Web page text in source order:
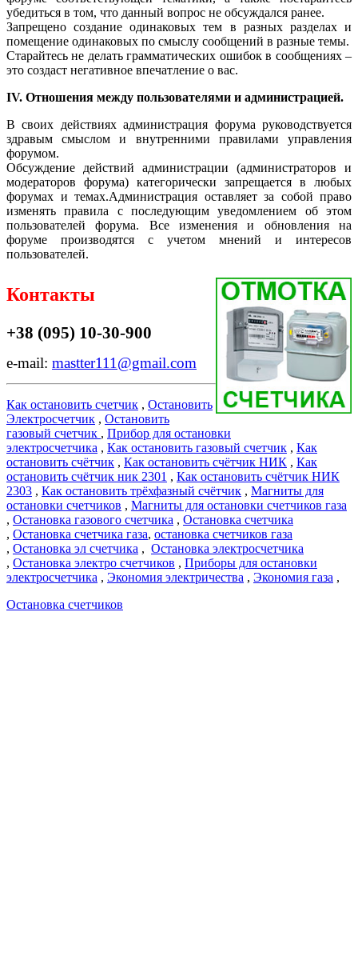
убедиться в том, что данный вопрос не обсуждался ранее.
Запрещено создание одинаковых тем в разных разделах и
помещение одинаковых по смыслу сообщений в разные темы.
Старайтесь не делать грамматических ошибок в сообщениях –
это создаст негативное впечатление о вас.
IV. Отношения между пользователями и администрацией.
В своих действиях администрация форума руководствуется
здравым смыслом и внутренними правилами управления
форумом.
Обсуждение действий администрации (администраторов и
модераторов форума) категорически запрещается в любых
форумах и темах.Администрация оставляет за собой право
изменять правила с последующим уведомлением об этом
пользователей форума. Все изменения и обновления на
форуме производятся с учетом мнений и интересов
пользователей.
Контакты
+38 (095) 10-30-900
e-mail: mastter111@gmail.com
Как остановить счетчик , Остановить
Электросчетчик , Остановить
газовый счетчик , Прибор для остановки
электросчетчика , Как остановить газовый счетчик , Как
остановить счётчик , Как остановить счётчик НИК , Как
остановить счётчик ник 2301 , Как остановить счётчик НИК
2303 , Как остановить трёхфазный счётчик , Магниты для
остановки счетчиков , Магниты для остановки счетчиков газа
, Остановка газового счетчика , Остановка счетчика
, Остановка счетчика газа, остановка счетчиков газа
, Остановка эл счетчика , Остановка электросчетчика
, Остановка электро счетчиков , Приборы для остановки
электросчетчика , Экономия электричества , Экономия газа ,
Остановка счетчиков